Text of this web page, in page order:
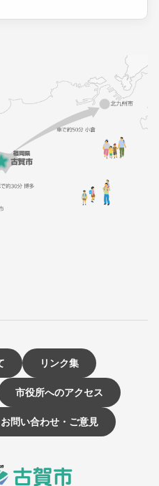
リンク集
市役所へのアクセス
お問い合わせ・ご意見